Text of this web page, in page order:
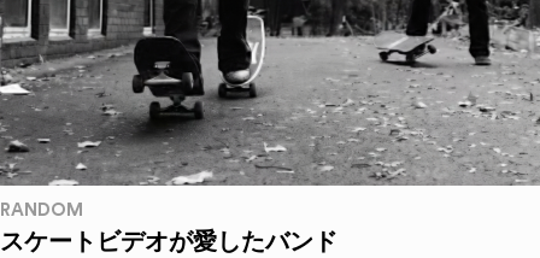
RANDOM
スケートビデオが愛したバンド